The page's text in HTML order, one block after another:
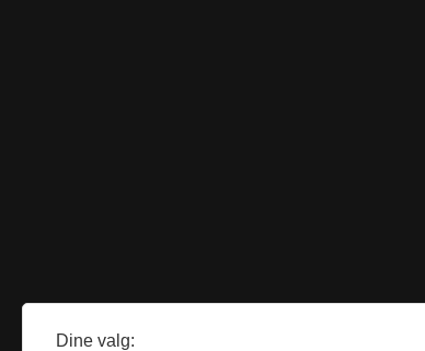
Dine valg: